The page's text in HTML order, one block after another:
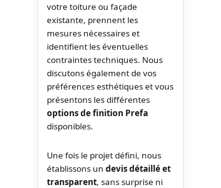
votre toiture ou façade
existante, prennent les
mesures nécessaires et
identifient les éventuelles
contraintes techniques. Nous
discutons également de vos
préférences esthétiques et vous
présentons les différentes
options de finition Prefa
disponibles.
Une fois le projet défini, nous
établissons un devis détaillé et
transparent, sans surprise ni